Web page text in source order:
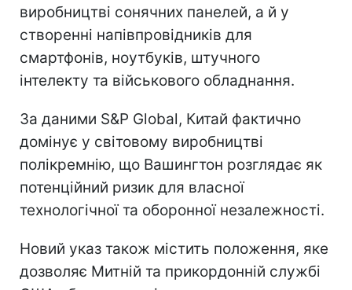
виробництві сонячних панелей, а й у
створенні напівпровідників для
смартфонів, ноутбуків, штучного
інтелекту та військового обладнання.
За даними S&P Global, Китай фактично
домінує у світовому виробництві
полікремнію, що Вашингтон розглядає як
потенційний ризик для власної
технологічної та оборонної незалежності.
Новий указ також містить положення, яке
дозволяє Митній та прикордонній службі